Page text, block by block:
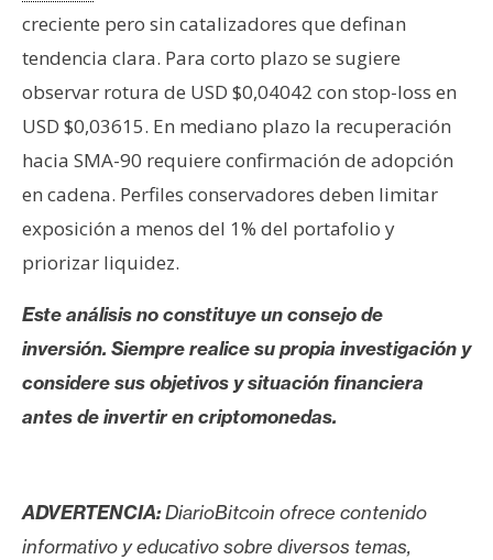
creciente pero sin catalizadores que definan
tendencia clara. Para corto plazo se sugiere
observar rotura de USD $0,04042 con stop-loss en
USD $0,03615. En mediano plazo la recuperación
hacia SMA-90 requiere confirmación de adopción
en cadena. Perfiles conservadores deben limitar
exposición a menos del 1% del portafolio y
priorizar liquidez.
Este análisis no constituye un consejo de
inversión. Siempre realice su propia investigación y
considere sus objetivos y situación financiera
antes de invertir en criptomonedas.
ADVERTENCIA:DiarioBitcoin ofrece contenido
informativo y educativo sobre diversos temas,